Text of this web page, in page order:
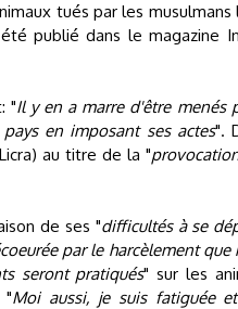
tués par les
publié dans le magazine
"Il y en a marre d'être
en imposant ses actes".
au titre de la "
de ses "difficultés à se
par le harcèlement
seront pratiqués" sur les
"Moi aussi, je suis fatiguée